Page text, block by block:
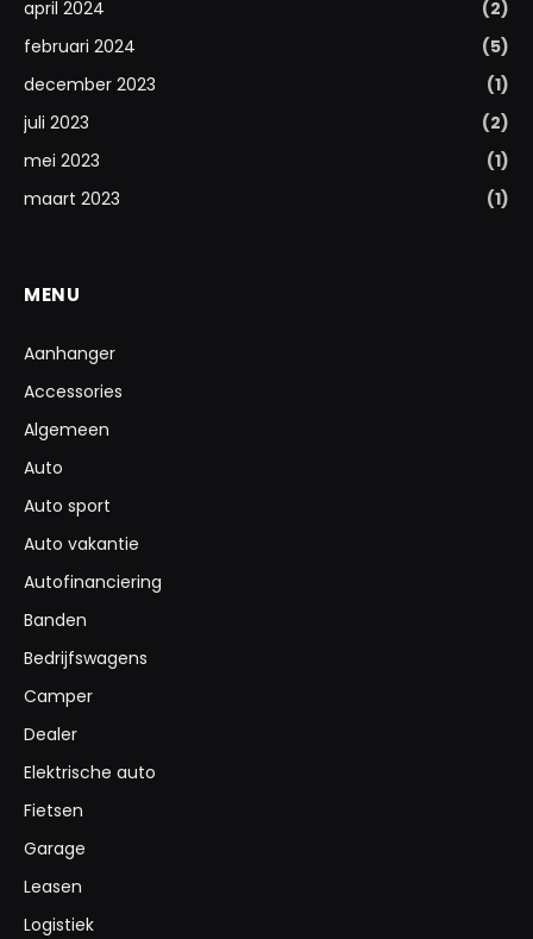
april 2024
(2)
februari 2024
(5)
december 2023
(1)
juli 2023
(2)
mei 2023
(1)
maart 2023
(1)
MENU
Aanhanger
Accessories
Algemeen
Auto
Auto sport
Auto vakantie
Autofinanciering
Banden
Bedrijfswagens
Camper
Dealer
Elektrische auto
Fietsen
Garage
Leasen
Logistiek